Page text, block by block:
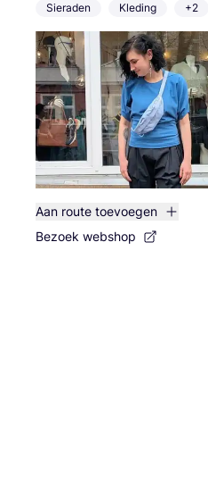
Sieraden Kleding +2
Aan route toevoegen
Bezoek webshop